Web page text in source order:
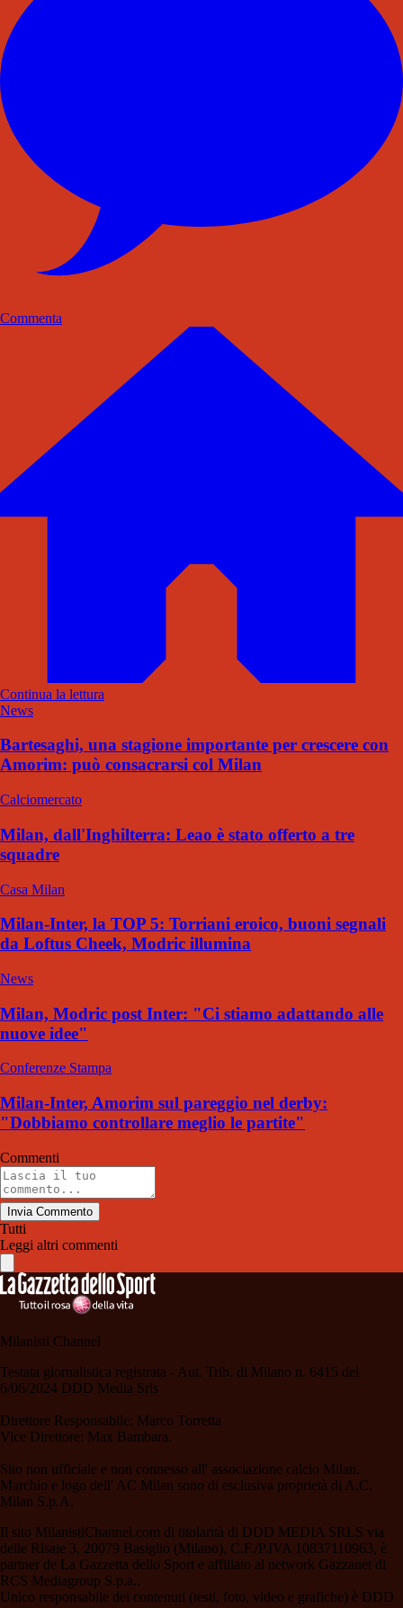
Commenta
Continua la lettura
News
Bartesaghi, una stagione importante per crescere con
Amorim: può consacrarsi col Milan
Calciomercato
Milan, dall'Inghilterra: Leao è stato offerto a tre
squadre
Casa Milan
Milan-Inter, la TOP 5: Torriani eroico, buoni segnali
da Loftus Cheek, Modric illumina
News
Milan, Modric post Inter: "Ci stiamo adattando alle
nuove idee"
Conferenze Stampa
Milan-Inter, Amorim sul pareggio nel derby:
"Dobbiamo controllare meglio le partite"
Commenti
Invia Commento
Tutti
Leggi altri commenti
Milanisti Channel
Testata giornalistica registrata - Aut. Trib. di Milano n. 6415 del
6/06/2024 DDD Media Srls
Direttore Responsabile: Marco Torretta
Vice Direttore: Max Bambara.
Sito non ufficiale e non connesso all' associazione calcio Milan.
Marchio e logo dell' AC Milan sono di esclusiva proprietà di A.C.
Milan S.p.A.
Il sito MilanistiChannel.com di titolarità di DDD MEDIA SRLS via
delle Risaie 3, 20079 Basiglio (Milano), C.F./P.IVA 10837110963, è
partner de La Gazzetta dello Sport e affiliato al network Gazzanet di
RCS Mediagroup S.p.a..
Unico responsabile dei contenuti (testi, foto, video e grafiche) è DDD